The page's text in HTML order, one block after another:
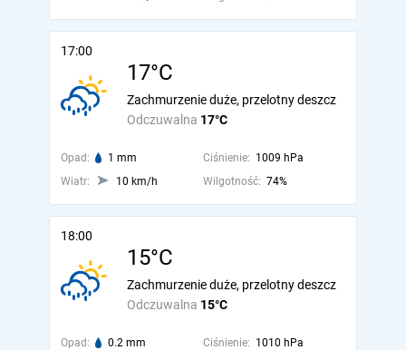
17:00
17°C
Odczuwalna 17°C
Zachmurzenie duże, przelotny deszcz
Opad: 1 mm Ciśnienie: 1009 hPa
Wiatr:
10 km/h Wilgotność: 74%
18:00
15°C
Odczuwalna 15°C
Zachmurzenie duże, przelotny deszcz
Opad: 0.2 mm Ciśnienie: 1010 hPa